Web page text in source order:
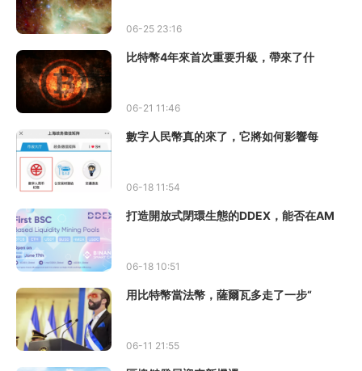
06-25 23:16
比特幣4年來首次重要升級，帶來了什
06-21 11:46
數字人民幣真的來了，它將如何影響每
06-18 11:54
打造開放式閉環生態的DDEX，能否在AM
06-18 10:51
用比特幣當法幣，薩爾瓦多走了一步“
06-11 21:55